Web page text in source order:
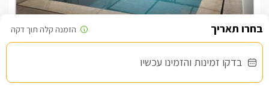
בדקו זמינות והזמינו עכשיו
/5
צימר בצפון, עין יעקב
החל מ- ₪1500